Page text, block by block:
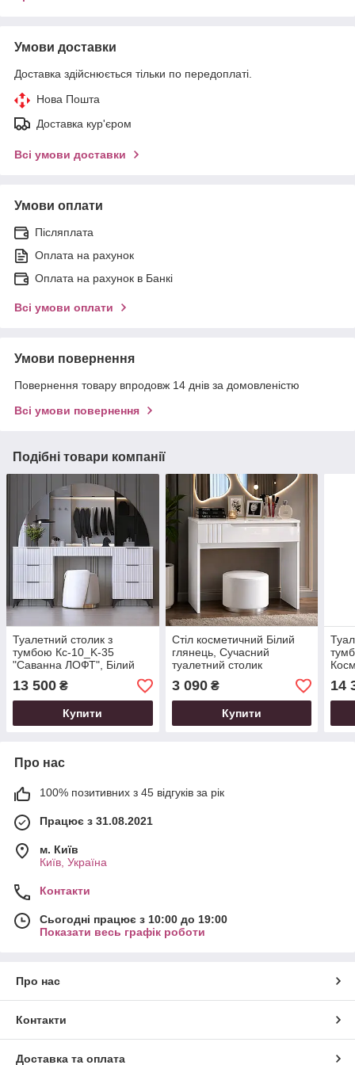
Умови доставки
Доставка здійснюється тільки по передоплаті.
Нова Пошта
Доставка кур'єром
Всі умови доставки
Умови оплати
Післяплата
Оплата на рахунок
Оплата на рахунок в Банкі
Всі умови оплати
Умови повернення
Повернення товару впродовж 14 днів за домовленістю
Всі умови повернення
Подібні товари компанії
Туалетний столик з
тумбою Кс-10_K-35
"Саванна ЛОФТ", Білий
матовий (180/83/42)
13 500 ₴
Купити
Стіл косметичний Білий
глянець, Сучасний
туалетний столик
(80/76/50) МДФ
3 090₴
Купити
14
Про нас
100% позитивних з 45 відгуків за рік
Працює з 31.08.2021
м. Київ
Київ, Україна
Контакти
Сьогодні працює з 10:00 до 19:00
Показати весь графік роботи
Про нас
Контакти
Доставка та оплата